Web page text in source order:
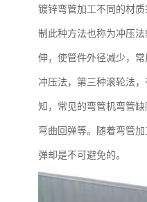
镀锌弯管加工不同的材
制此种方法也称为冲压
伸，使管件外径减少，
冲压法，第三种滚轮法
知，常见的弯管机弯管
弯曲回弹等。随着弯管
弹却是不可避免的。